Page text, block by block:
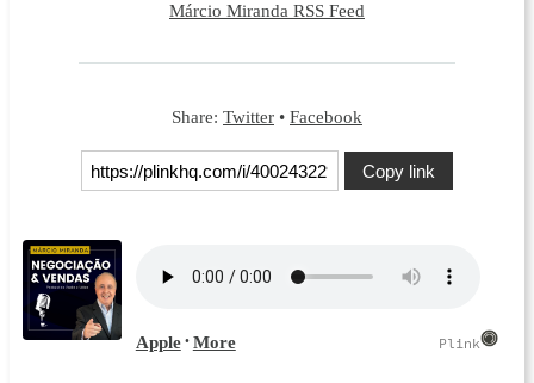
Márcio Miranda RSS Feed
Share: Twitter • Facebook
Copy link